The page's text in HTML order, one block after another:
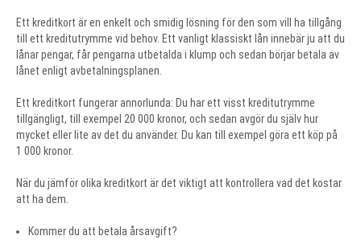
Ett kreditkort är en enkelt och smidig lösning för den som vill ha tillgång
till ett kreditutrymme vid behov. Ett vanligt klassiskt lån innebär ju att du
lånar pengar, får pengarna utbetalda i klump och sedan börjar betala av
lånet enligt avbetalningsplanen.
Ett kreditkort fungerar annorlunda: Du har ett visst kreditutrymme
tillgängligt, till exempel 20 000 kronor, och sedan avgör du själv hur
mycket eller lite av det du använder. Du kan till exempel göra ett köp på
1 000 kronor.
När du jämför olika kreditkort är det viktigt att kontrollera vad det kostar
att ha dem.
Kommer du att betala årsavgift?